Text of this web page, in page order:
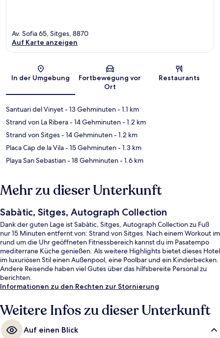
Karte
Av. Sofia 65, Sitges, 8870
Auf Karte anzeigen
In der Umgebung
Fortbewegung vor
Ort
Restaurants
Santuari del Vinyet- 13 Gehminuten- 1.1 km
Strand von La Ribera- 14 Gehminuten- 1.2 km
Strand von Sitges- 14 Gehminuten- 1.2 km
Placa Cap de la Vila- 15 Gehminuten- 1.3 km
Playa San Sebastian- 18 Gehminuten- 1.6 km
Mehr zu dieser Unterkunft
Sabàtic, Sitges, Autograph Collection
Dank der guten Lage ist Sabàtic, Sitges, Autograph Collection zu Fuß
nur 15 Minuten entfernt von: Strand von Sitges. Nach einem Workout im
rund um die Uhr geöffneten Fitnessbereich kannst du im Pasatempo
mediterrane Küche genießen. Als weitere Highlights bietet dieses Hotel
im luxuriösen Stil einen Außenpool, eine Poolbar und ein Kinderbecken.
Andere Reisende haben viel Gutes über das hilfsbereite Personal zu
berichten.
Informationen zu den Rechten zur Stornierung
Weitere Infos zu dieser Unterkunft
Auf einen Blick